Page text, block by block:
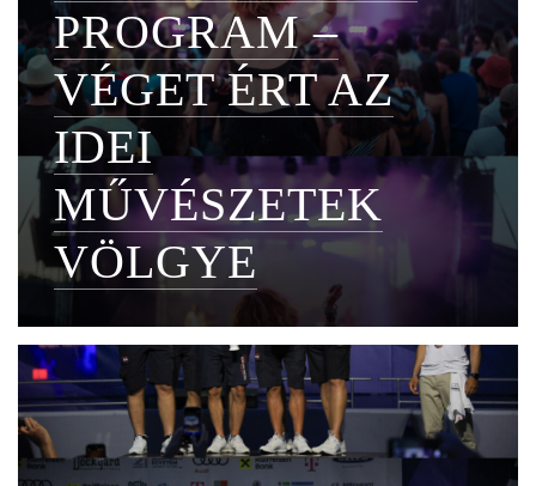
PROGRAM –
VÉGET ÉRT AZ
IDEI
MŰVÉSZETEK
VÖLGYE